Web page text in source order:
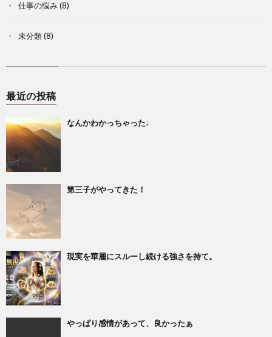
仕事の悩み(8)
未分類(8)
最近の投稿
なんかわかっちゃった♩
第三子がやってきた！
現実を華麗にスルーし続ける強さを持て。
やっぱり感情があって、良かったぁ